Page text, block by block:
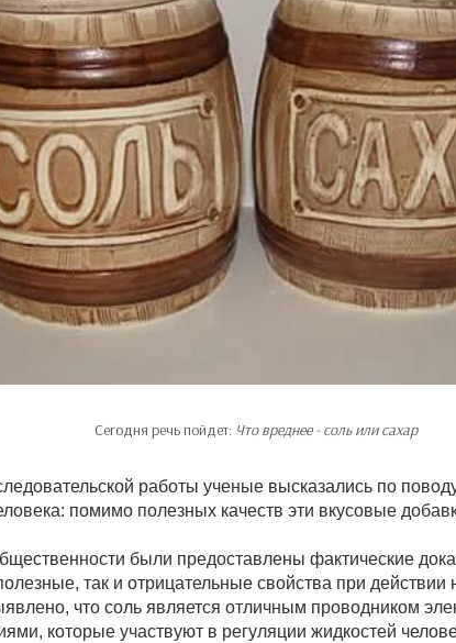
Сегодня речь пойдет: Что вреднее - соль или сахар
работы ученые высказались по
помимо полезных качеств эти вкусовые
были предоставлены фактические
так и отрицательные свойства при действии
что соль является отличным проводником
которые участвуют в регуляции жидкостей